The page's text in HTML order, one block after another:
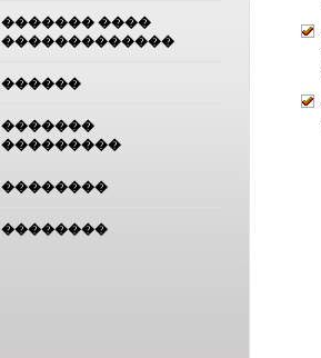
������� ����
�������������
������
�������
���������
��������
��������